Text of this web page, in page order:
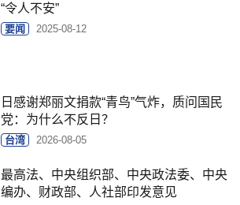
“令人不安”
要闻 2025-08-12
日感谢郑丽文捐款“青鸟”气炸，质问国民
党：为什么不反日？
台湾 2026-08-05
最高法、中央组织部、中央政法委、中央
编办、财政部、人社部印发意见